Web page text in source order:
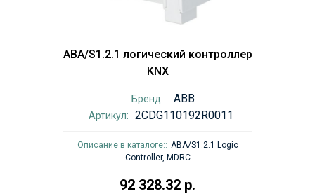
ABA/S1.2.1 логический контроллер
KNX
Бренд: ABB
Артикул: 2CDG110192R0011
Описание в каталоге:: ABA/S1.2.1 Logic
Controller, MDRC
92 328.32 р.